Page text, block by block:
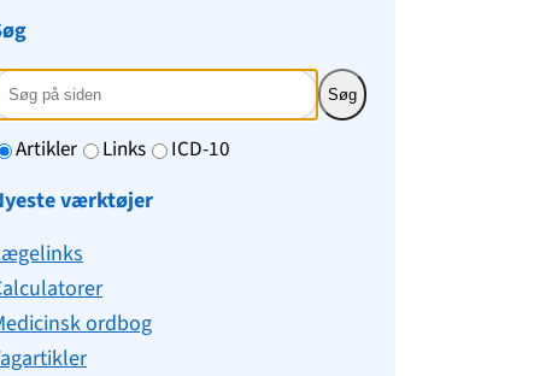
Søg
Artikler Links
ICD-10
værktøjer
ordbog